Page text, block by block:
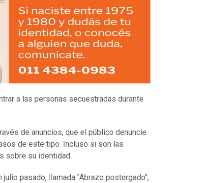
a las personas secuestradas durante
de anuncios, que el público denuncie
de este tipo. Incluso si son las
sobre su identidad.
pasado, llamada "Abrazo postergado",